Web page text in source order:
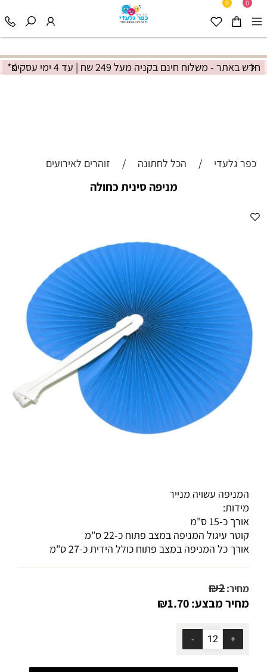
חדש באתר - משלוח חינם בקניה מעל 249 שח | עד 4 ימי עסקים*
0
0
כפר גלעדי / הכל לחתונה / זוהרים לאירועים
מניפה סינית כחולה
המניפה עשויה מנייר
מידות:
אורך כ-15 ס"מ
קוטר עיגול המניפה במצב פתוח כ-22 ס"מ
אורך כל המניפה במצב פתוח כולל הידית כ-27 ס"מ
מחיר: ₪2
מחיר מבצע:
₪1.70